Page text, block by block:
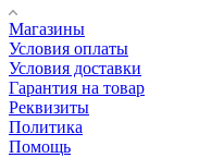
Магазины
Условия оплаты
Условия доставки
Гарантия на товар
Реквизиты
Политика
Помощь